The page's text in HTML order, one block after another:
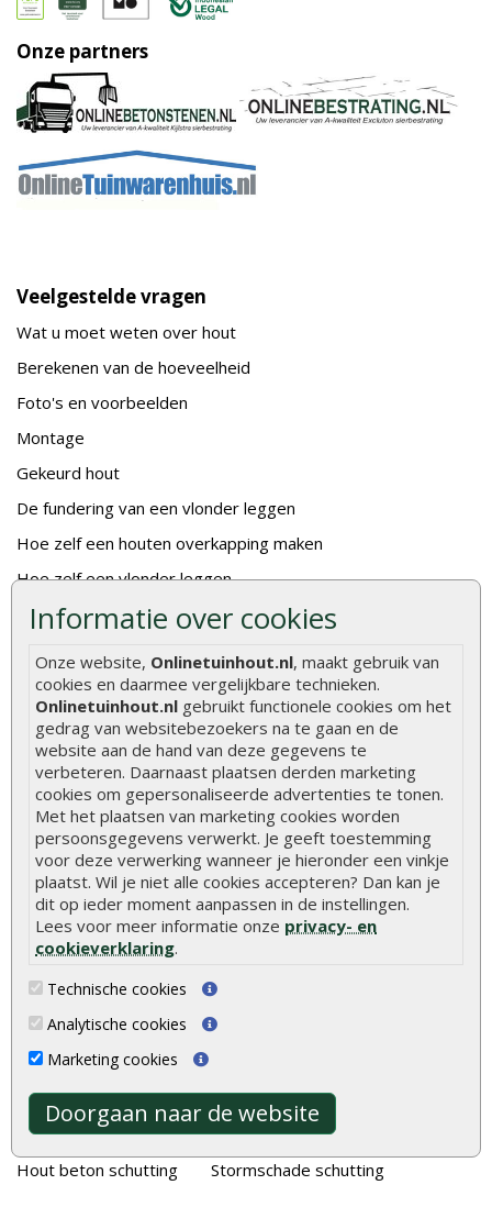
Informatie over cookies
Onze website, Onlinetuinhout.nl, maakt gebruik van
cookies en daarmee vergelijkbare technieken.
Onlinetuinhout.nl gebruikt functionele cookies om het
gedrag van websitebezoekers na te gaan en de
website aan de hand van deze gegevens te
verbeteren. Daarnaast plaatsen derden marketing
cookies om gepersonaliseerde advertenties te tonen.
Met het plaatsen van marketing cookies worden
persoonsgegevens verwerkt. Je geeft toestemming
voor deze verwerking wanneer je hieronder een vinkje
plaatst. Wil je niet alle cookies accepteren? Dan kan je
dit op ieder moment aanpassen in de instellingen.
Lees voor meer informatie onze privacy- en
cookieverklaring.
Technische cookies
Analytische cookies
Marketing cookies
Doorgaan naar de website
Onze partners
Veelgestelde vragen
Wat u moet weten over hout
Berekenen van de hoeveelheid
Foto's en voorbeelden
Montage
Gekeurd hout
De fundering van een vlonder leggen
Hoe zelf een houten overkapping maken
Hoe zelf een vlonder leggen
Hoe betonpaal plaatsen
Hoe schutting plaatsen
De 9 beste tuinschermen van Onlinetuinhout.nl
Stijlvolle houtsoorten voor in de tuin
Duurzame tuin
Welke palen voor een schapenhek
Alle populaire categorieën
Tuinhout
Schutting
Vlonderplanken
Tuinpalen
Tuinhekken
Tuinhuizen
Blokhutten
Overkappingen
Hout beton schutting
Tuindeuren
Tuinschermen
Steigerplanken
Douglas hout
Aanbiedingen
Merken
Stormschade schutting